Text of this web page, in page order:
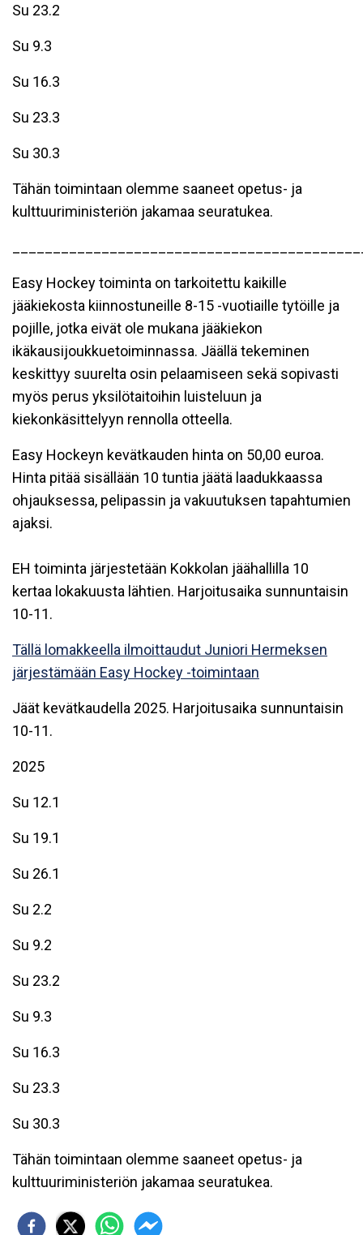
Su 23.2
Su 9.3
Su 16.3
Su 23.3
Su 30.3
Tähän toimintaan olemme saaneet opetus- ja
kulttuuriministeriön jakamaa seuratukea.
Easy Hockey toiminta on tarkoitettu kaikille
jääkiekosta kiinnostuneille 8-15 -vuotiaille tytöille ja
pojille, jotka eivät ole mukana jääkiekon
ikäkausijoukkuetoiminnassa. Jäällä tekeminen
keskittyy suurelta osin pelaamiseen sekä sopivasti
myös perus yksilötaitoihin luisteluun ja
kiekonkäsittelyyn rennolla otteella.
Easy Hockeyn kevätkauden hinta on 50,00 euroa.
Hinta pitää sisällään 10 tuntia jäätä laadukkaassa
ohjauksessa, pelipassin ja vakuutuksen tapahtumien
ajaksi.
EH toiminta järjestetään Kokkolan jäähallilla 10
kertaa lokakuusta lähtien. Harjoitusaika sunnuntaisin
10-11.
Tällä lomakkeella ilmoittaudut Juniori Hermeksen
järjestämään Easy Hockey -toimintaan
Jäät kevätkaudella 2025. Harjoitusaika sunnuntaisin
10-11.
2025
Su 12.1
Su 19.1
Su 26.1
Su 2.2
Su 9.2
Su 23.2
Su 9.3
Su 16.3
Su 23.3
Su 30.3
Tähän toimintaan olemme saaneet opetus- ja
kulttuuriministeriön jakamaa seuratukea.